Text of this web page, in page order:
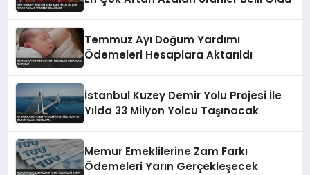
Temmuz Ayı Doğum Yardımı
Ödemeleri Hesaplara Aktarıldı
İstanbul Kuzey Demir Yolu Projesi İle
Yılda 33 Milyon Yolcu Taşınacak
Memur Emeklilerine Zam Farkı
Ödemeleri Yarın Gerçekleşecek